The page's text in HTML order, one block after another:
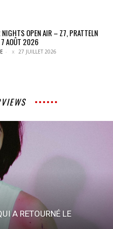
OPEN AIR – Z7, PRATTELN
AOÛT 2026
- 27 JUILLET 2026
A RETOURNÉ LE